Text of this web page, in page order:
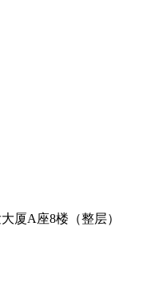
厦A座8楼（整层）